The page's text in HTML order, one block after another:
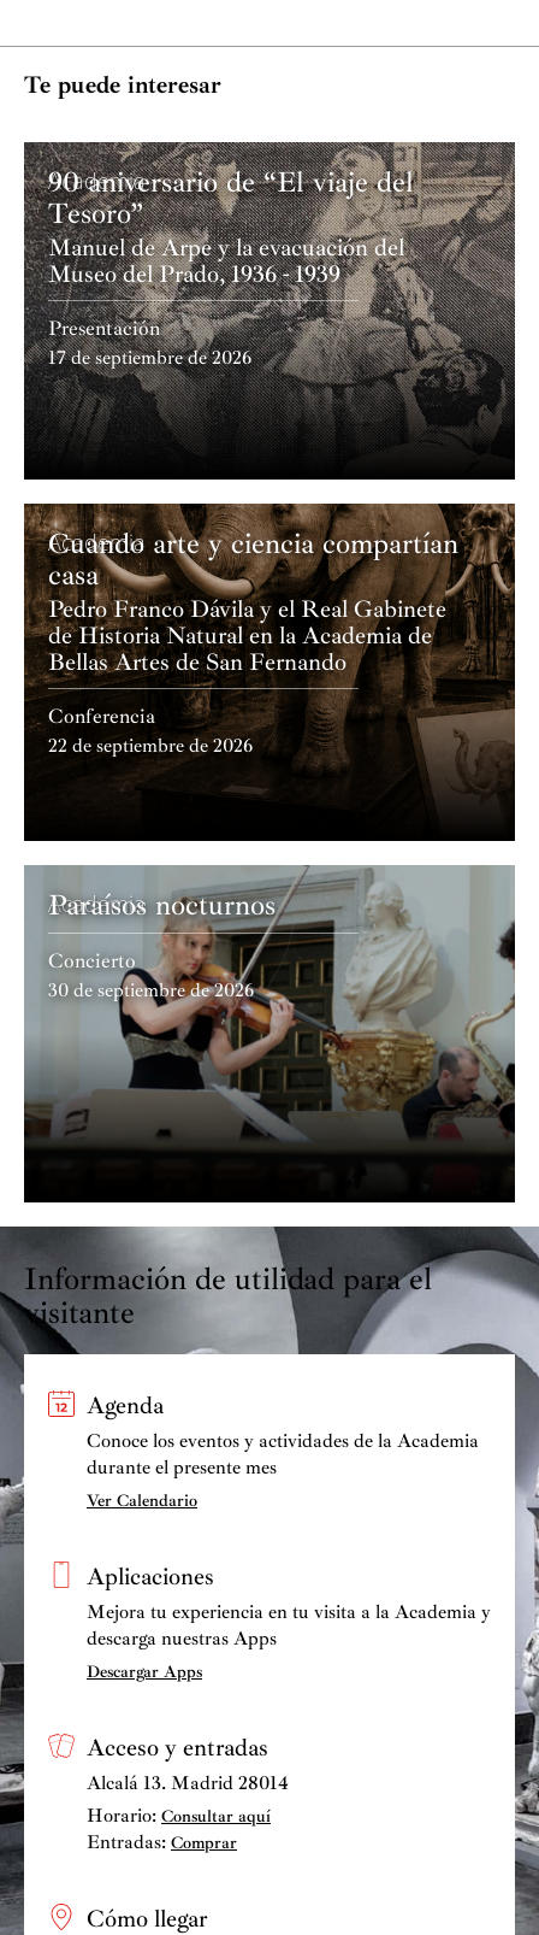
Te puede interesar
Academia
90 aniversario de “El viaje del
Tesoro”
Manuel de Arpe y la evacuación del
Museo del Prado, 1936 - 1939
Presentación
17 de septiembre de 2026
Academia
Cuando arte y ciencia compartían
casa
Pedro Franco Dávila y el Real Gabinete
de Historia Natural en la Academia de
Bellas Artes de San Fernando
Conferencia
22 de septiembre de 2026
Academia
Paraísos nocturnos
Concierto
30 de septiembre de 2026
Información de utilidad para el
visitante
Agenda
Conoce los eventos y actividades de la Academia
durante el presente mes
Ver Calendario
Aplicaciones
Mejora tu experiencia en tu visita a la Academia y
descarga nuestras Apps
Descargar Apps
Acceso y entradas
Alcalá 13. Madrid 28014
Horario: Consultar aquí
Entradas: Comprar
Cómo llegar